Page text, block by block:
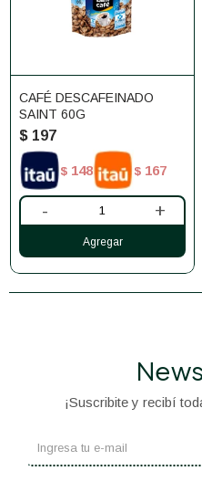
CAFÉ DESCAFEINADO
SAINT 60G
$ 197
$ 148 $ 167
- +
¡Suscribite y recibí